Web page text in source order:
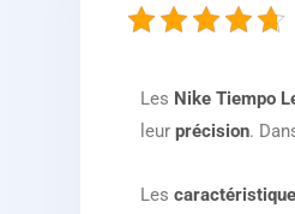
Les Nike Tiempo
leur précision.
Les